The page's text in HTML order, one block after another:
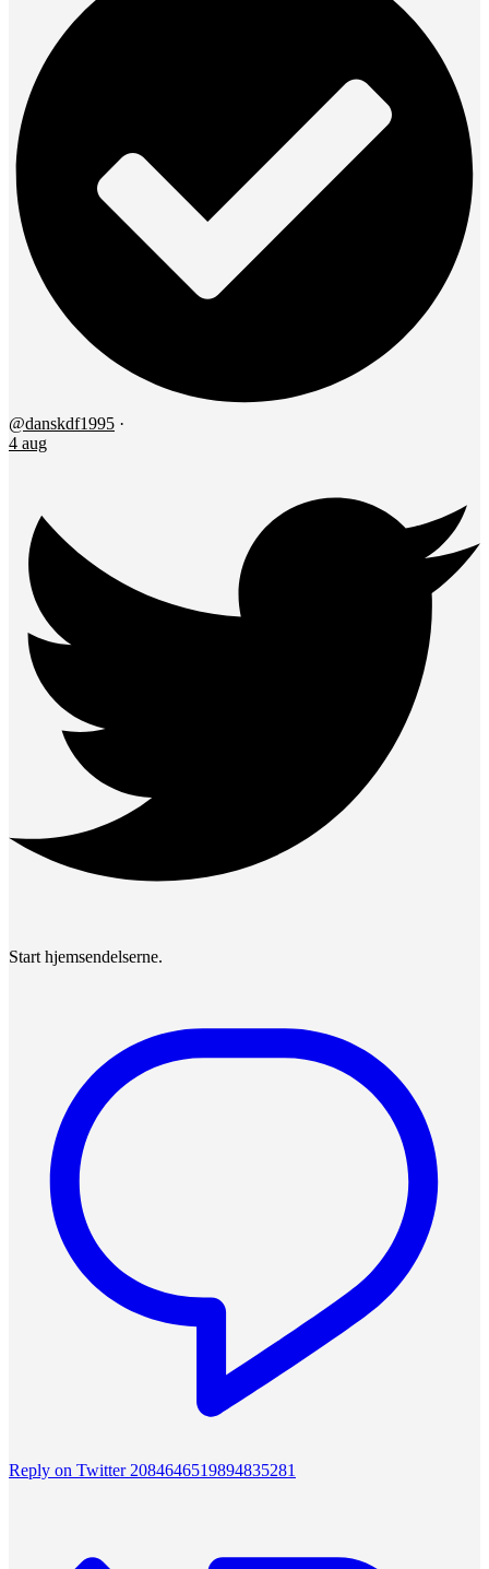
@danskdf1995 ·
4 aug
Start hjemsendelserne.
Reply on Twitter 2084646519894835281